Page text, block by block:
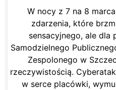
W nocy z 7 na 8
zdarzenia, które
sensacyjnego, ale dla
Samodzielnego
Zespolonego w
rzeczywistością.
w serce placówki,